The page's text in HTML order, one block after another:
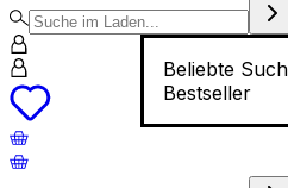
Beliebte
Bestseller